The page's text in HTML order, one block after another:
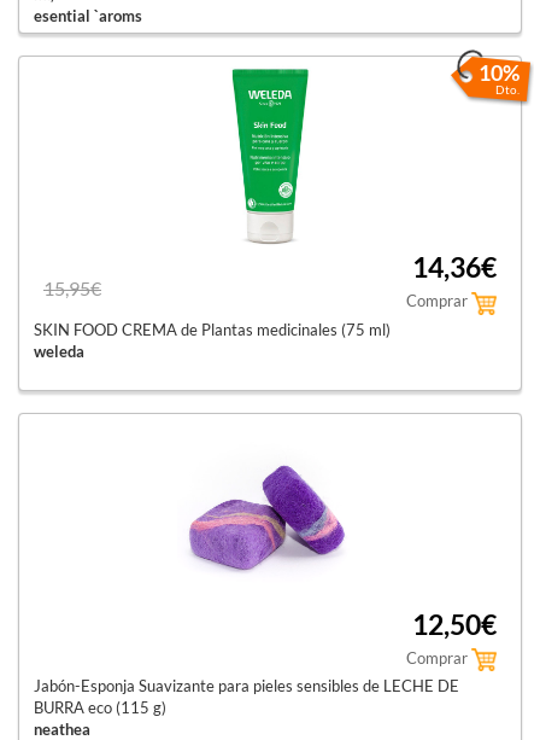
esential `aroms
10%
Dto.
15,95€
14,36€
Comprar
SKIN FOOD CREMA de Plantas medicinales (75 ml)
weleda
12,50€
Comprar
Jabón-Esponja Suavizante para pieles sensibles de LECHE DE
BURRA eco (115 g)
neathea